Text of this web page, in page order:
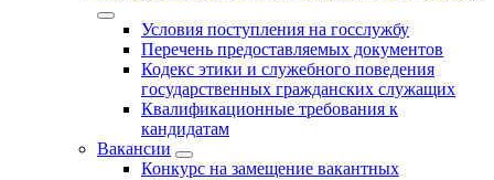
Условия поступления на госслужбу
Перечень предоставляемых документов
Кодекс этики и служебного поведения
государственных гражданских служащих
Квалификационные требования к
кандидатам
Вакансии
Конкурс на замещение вакантных